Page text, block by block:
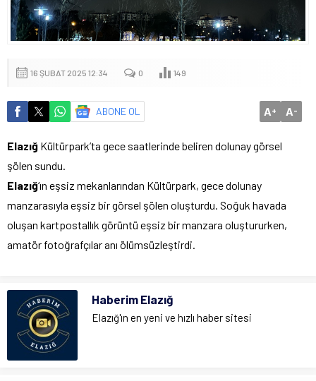
16 ŞUBAT 2025 12:34 0 149
ABONE OL A+ A-
Elazığ Kültürpark’ta gece saatlerinde beliren dolunay görsel
şölen sundu.
Elazığ‘ın eşsiz mekanlarından Kültürpark, gece dolunay
manzarasıyla eşsiz bir görsel şölen oluşturdu. Soğuk havada
oluşan kartpostallık görüntü eşsiz bir manzara oluştururken,
amatör fotoğrafçılar anı ölümsüzleştirdi.
Haberim Elazığ
Elazığ'ın en yeni ve hızlı haber sitesi